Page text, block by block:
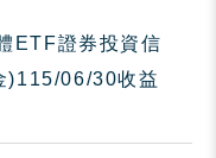
ETF證券投資信
)115/06/30收益